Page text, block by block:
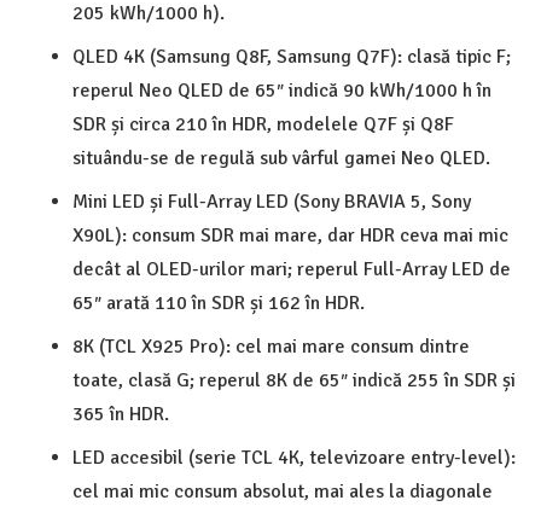
205 kWh/1000 h).
QLED 4K (Samsung Q8F, Samsung Q7F): clasă tipic F;
reperul Neo QLED de 65″ indică 90 kWh/1000 h în
SDR și circa 210 în HDR, modelele Q7F și Q8F
situându-se de regulă sub vârful gamei Neo QLED.
Mini LED și Full-Array LED (Sony BRAVIA 5, Sony
X90L): consum SDR mai mare, dar HDR ceva mai mic
decât al OLED-urilor mari; reperul Full-Array LED de
65″ arată 110 în SDR și 162 în HDR.
8K (TCL X925 Pro): cel mai mare consum dintre
toate, clasă G; reperul 8K de 65″ indică 255 în SDR și
365 în HDR.
LED accesibil (serie TCL 4K, televizoare entry-level):
cel mai mic consum absolut, mai ales la diagonale